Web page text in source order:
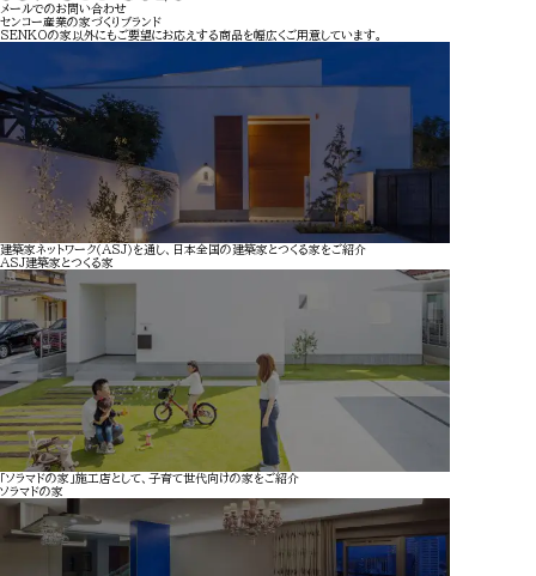
メールでのお問い合わせ
センコー産業の家づくりブランド
SENKOの家以外にもご要望にお応えする商品を幅広くご用意しています。
建築家ネットワーク（ASJ）を通し、日本全国の建築家とつくる家をご紹介
ASJ建築家とつくる家
「ソラマドの家」施工店として、子育て世代向けの家をご紹介
ソラマドの家